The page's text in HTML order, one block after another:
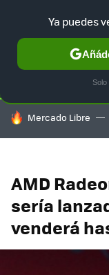
SELECCIÓN
HOY SE HABLA DE
Mercado Libre
AMD
sería
venderá
Ya puedes
Solo